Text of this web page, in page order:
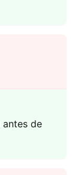
antes de